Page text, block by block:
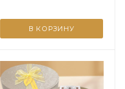
В КОРЗИНУ